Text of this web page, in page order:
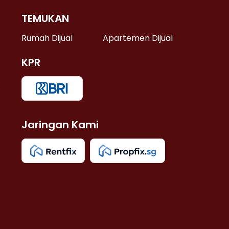
TEMUKAN
Rumah Dijual Apartemen Dijual
KPR
Jaringan Kami